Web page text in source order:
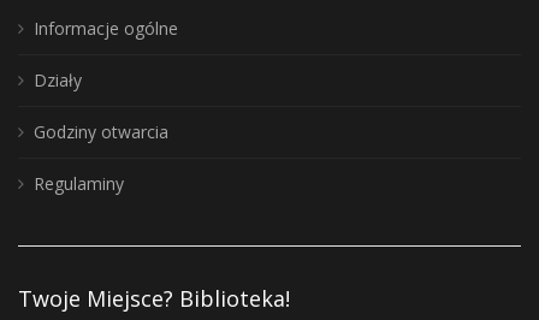
Informacje ogólne
Działy
Godziny otwarcia
Regulaminy
Twoje Miejsce? Biblioteka!